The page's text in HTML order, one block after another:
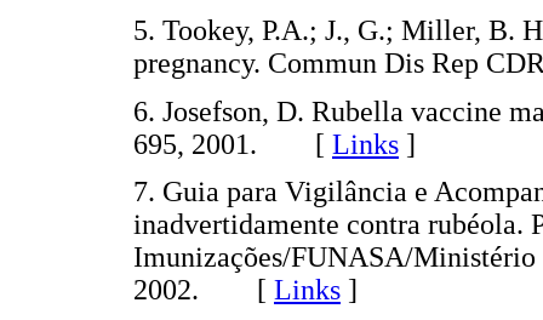
5. Tookey, P.A.; J., G.; Miller, B.
pregnancy. Commun Dis Rep
6. Josefson, D. Rubella vaccine
695, 2001. [ Links ]
7. Guia para Vigilância e
inadvertidamente contra rubéola.
Imunizações/FUNASA/Ministério
2002. [ Links ]